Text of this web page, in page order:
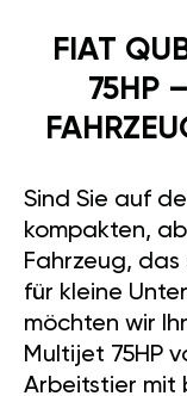
FIAT
75HP
Sind Sie auf
kompakten,
Fahrzeug, das
für kleine
möchten wir
Multijet 75HP
Arbeitstier mit